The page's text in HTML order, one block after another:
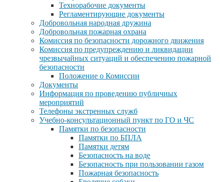
Технорабочие документы
Регламентирующие документы
Добровольная народная дружина
Добровольная пожарная охрана
Комиссия по безопасности дорожного движения
Комиссия по предупреждению и ликвидации
чрезвычайных ситуаций и обеспечению пожарной
безопасности
Положение о Комиссии
Документы
Информация по проведению публичных
мероприятий
Телефоны экстренных служб
Учебно-консультационный пункт по ГО и ЧС
Памятки по безопасности
Памятки по БПЛА
Памятки детям
Безопасность на воде
Безопасность при пользовании газом
Пожарная безопасность